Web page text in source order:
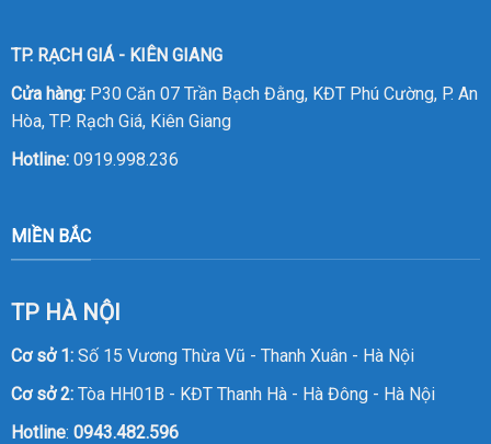
TP. RẠCH GIÁ - KIÊN GIANG
Cửa hàng:P30 Căn 07 Trần Bạch Đằng, KĐT Phú Cường, P. An
Hòa, TP. Rạch Giá, Kiên Giang
Hotline: 0919.998.236
MIỀN BẮC
TP HÀ NỘI
Cơ sở 1:Số 15 Vương Thừa Vũ - Thanh Xuân - Hà Nội
Cơ sở 2:Tòa HH01B - KĐT Thanh Hà - Hà Đông - Hà Nội
Hotline: 0943.482.596